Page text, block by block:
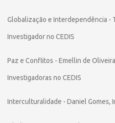
Globalização e Interdependência -
Investigador no CEDIS
Paz e Conflitos - Emellin de
Investigadoras no CEDIS
Interculturalidade - Daniel Gomes,